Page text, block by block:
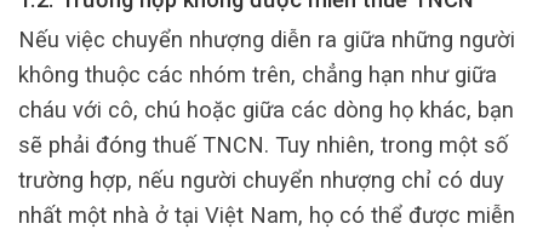
Nếu việc chuyển nhượng diễn ra giữa những người
không thuộc các nhóm trên, chẳng hạn như giữa
cháu với cô, chú hoặc giữa các dòng họ khác, bạn
sẽ phải đóng thuế TNCN. Tuy nhiên, trong một số
trường hợp, nếu người chuyển nhượng chỉ có duy
nhất một nhà ở tại Việt Nam, họ có thể được miễn